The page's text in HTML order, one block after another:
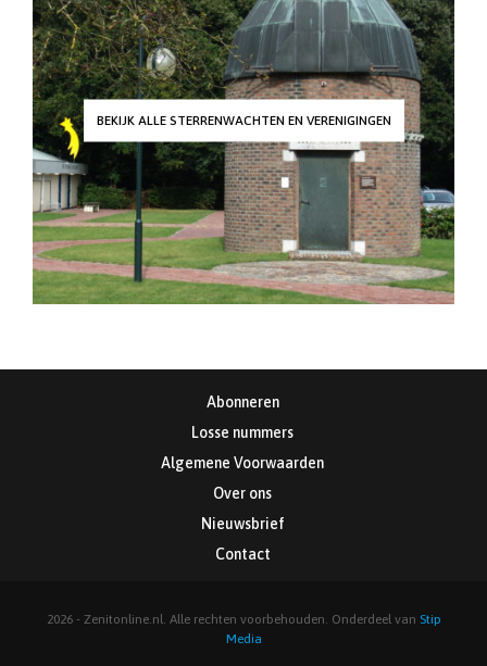
BEKIJK ALLE STERRENWACHTEN EN VERENIGINGEN
Abonneren
Losse nummers
Algemene Voorwaarden
Over ons
Nieuwsbrief
Contact
2026 - Zenitonline.nl. Alle rechten voorbehouden. Onderdeel van Stip
Media